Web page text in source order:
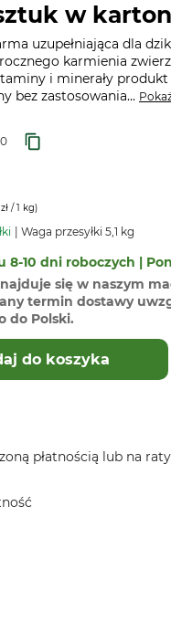
w
uzupełniająca dla
karmienia
i minerały
bez zastosowania...
/ 1 kg)
Waga przesyłki 5,1 kg
8-10 dni roboczych |
się w naszym
termin dostawy
do Polski.
do koszyka
płatnością lub na